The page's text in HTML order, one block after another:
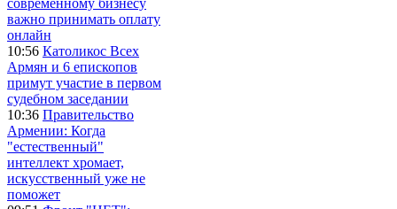
важно принимать оплату
онлайн
10:56 Католикос Всех
Армян и 6 епископов
примут участие в первом
судебном заседании
10:36 Правительство
Армении: Когда
"естественный"
интеллект хромает,
искусственный уже не
поможет